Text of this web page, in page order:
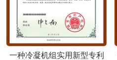
一种冷凝机组实用新型专利